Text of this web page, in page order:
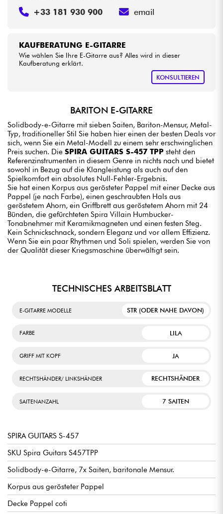
KAUFBERATUNG E-GITARRE
Wie wählen Sie Ihre E-Gitarre aus? Alles wird in dieser
Kaufberatung erklärt.
KONSULTIEREN
+33 181 930 900 email
BARITON E-GITARRE
Solidbody-e-Gitarre mit sieben Saiten, Bariton-Mensur, Metal-
Typ, traditioneller Stil Sie haben hier einen der besten Deals vor
sich, wenn Sie ein Metal-Modell zu einem sehr erschwinglichen
Preis suchen. Die SPIRA GUITARS S-457 TPP steht den
Referenzinstrumenten in diesem Genre in nichts nach und bietet
sowohl in Bezug auf die Klangleistung als auch auf den
Spielkomfort ein absolutes Null-Fehler-Ergebnis.
Sie hat einen Korpus aus gerösteter Pappel mit einer Decke aus
Pappel (je nach Farbe), einen geschraubten Hals aus
geröstetem Ahorn, ein Griffbrett aus geröstetem Ahorn mit 24
Bünden, die gefürchteten Spira Villain Humbucker-
Tonabnehmer mit Keramikmagneten und einen festen Steg.
Kein Schnickschnack, sondern Eleganz und vor allem Effizienz.
Wenn Sie ein paar Rhythmen und Soli spielen, werden Sie von
der Qualität dieser Kriegsmaschine überwältigt sein.
TECHNISCHES ARBEITSBLATT
E-GITARRE MODELLE STR (ODER NAHE DAVON)
FARBE LILA
GRIFF MIT KOPF JA
RECHTSHÄNDER/ LINKSHÄNDER RECHTSHÄNDER
SAITENANZAHL 7 SAITEN
SPIRA GUITARS S-457
SKU Spira Guitars S457TPP
Solidbody-e-Gitarre, 7x Saiten, baritonale Mensur.
Korpus aus gerösteter Pappel
Decke Pappel coti